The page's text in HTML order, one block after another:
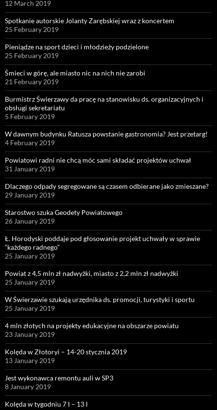
12 March 2019
Spotkanie autorskie Jolanty Zarębskiej wraz z koncertem
25 February 2019
Pieniądze na sport dzieci i młodzieży podzielone
25 February 2019
Śmieci w górę, ale miasto nic na nich nie zarobi
21 February 2019
Burmistrz Świerzawy da pracę na stanowisku ds. organizacyjnych i
obsługi sekretariatu
5 February 2019
W dawnym budynku Ratusza powstanie gastronomia? Jest przetarg!
4 February 2019
Powiatowi radni nie chcą móc sami składać projektów uchwał
31 January 2019
Dlaczego odpady segregowane są czasem odbierane jako zmieszane?
29 January 2019
Starostwo szuka Geodety Powiatowego
26 January 2019
Ł. Horodyski poddaje pod głosowanie projekt uchwały w sprawie
“każdego radnego”
25 January 2019
Powiat z 4,5 mln zł nadwyżki, miasto z 2,2 mln zł nadwyżki
25 January 2019
W Świerzawie szukają urzędnika ds. promocji, turystyki i sportu
25 January 2019
4 mln złotych na projekty edukacyjne na obszarze powiatu
23 January 2019
Kolęda w Złotoryi – 14-20 stycznia 2019
13 January 2019
Jest wykonawca remontu auli w SP3
8 January 2019
Kolęda w tygodniu 7 I – 13 I